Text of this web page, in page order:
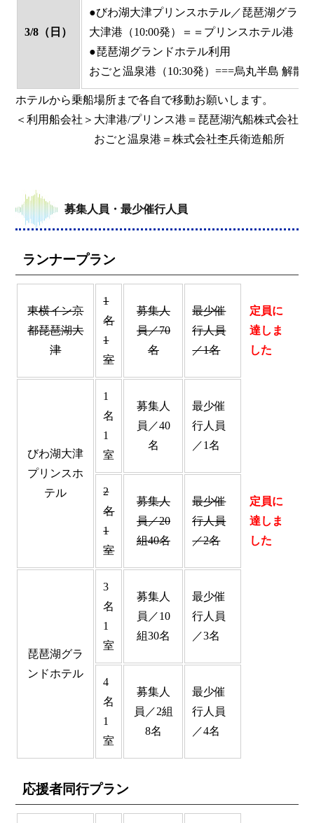
3/8（日）
●びわ湖大津プリンスホテル／琵琶湖グラン
大津港（10:00発）＝＝プリンスホテル港（
●琵琶湖グランドホテル利用
おごと温泉港（10:30発）===烏丸半島 解散
ホテルから乗船場所まで各自で移動お願いします。
＜利用船会社＞大津港/プリンス港＝琵琶湖汽船株式会社
おごと温泉港＝株式会社杢兵衛造船所
募集人員・最少催行人員
ランナープラン
東横イン京
都琵琶湖大
津
1
名
1
室
募集人
員／70
名
最少催
行人員
／1名
定員に
達しま
した
びわ湖大津
プリンスホ
テル
1
名
1
室
募集人
員／40
名
最少催
行人員
／1名
2
名
1
室
募集人
員／20
組40名
最少催
行人員
／2名
定員に
達しま
した
琵琶湖グラ
ンドホテル
3
名
1
室
募集人
員／10
組30名
最少催
行人員
／3名
4
名
1
室
募集人
員／2組
8名
最少催
行人員
／4名
応援者同行プラン